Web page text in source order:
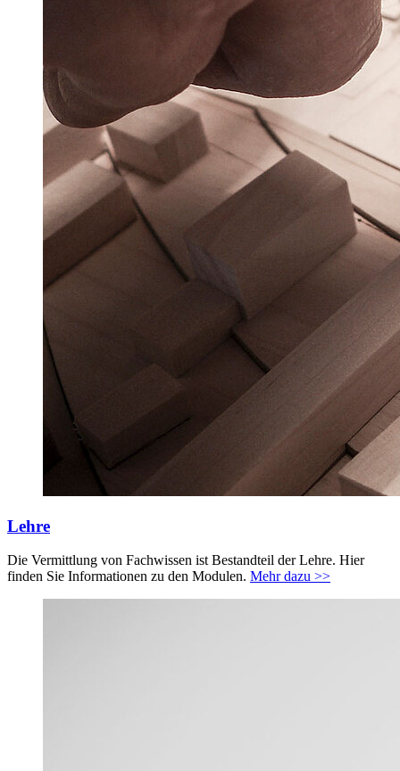
Lehre
Die Vermittlung von Fachwissen ist Bestandteil der Lehre. Hier
finden Sie Informationen zu den Modulen. Mehr dazu >>